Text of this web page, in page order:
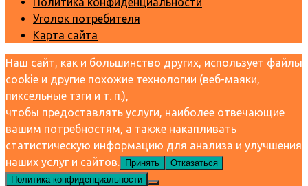
Уголок потребителя
Карта сайта
Наш сайт, как и большинство других, использует файлы
cookie и другие похожие технологии (веб-маяки,
пиксельные тэги и т. п.),
чтобы предоставлять услуги, наиболее отвечающие
вашим потребностям, а также накапливать
статистическую информацию для анализа и улучшения
наших услуг и сайтов.
Принять
Отказаться
Политика конфиденциальности